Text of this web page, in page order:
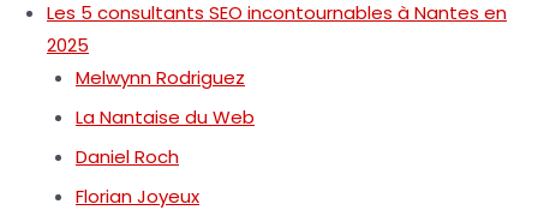
Les 5 consultants SEO incontournables à Nantes en
2025
Melwynn Rodriguez
La Nantaise du Web
Daniel Roch
Florian Joyeux